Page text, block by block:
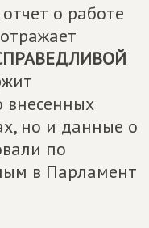
о работе
но и данные о
по
в Парламент